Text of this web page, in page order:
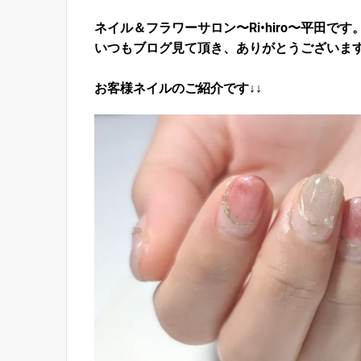
ネイル＆フラワーサロン〜Ri•hiro〜平田です
いつもブログ見て頂き、ありがとうございま
お客様ネイルのご紹介です↓↓